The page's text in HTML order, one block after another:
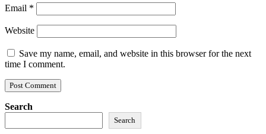
Email *
Website
Save my name, email, and website in this browser for the next
time I comment.
Search
Search